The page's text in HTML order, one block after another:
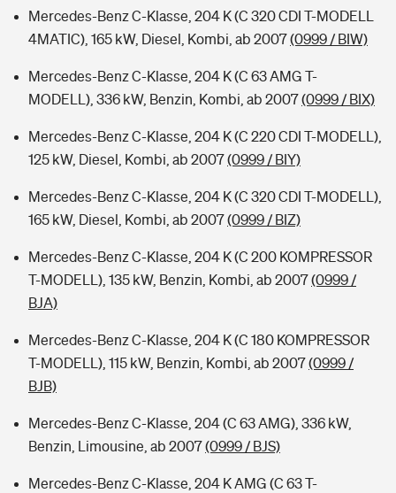
Mercedes-Benz C-Klasse, 204 K (C 320 CDI T-MODELL
4MATIC), 165 kW, Diesel, Kombi, ab 2007(0999 / BIW)
Mercedes-Benz C-Klasse, 204 K (C 63 AMG T-
MODELL), 336 kW, Benzin, Kombi, ab 2007(0999 / BIX)
Mercedes-Benz C-Klasse, 204 K (C 220 CDI T-MODELL),
125 kW, Diesel, Kombi, ab 2007(0999 / BIY)
Mercedes-Benz C-Klasse, 204 K (C 320 CDI T-MODELL),
165 kW, Diesel, Kombi, ab 2007(0999 / BIZ)
Mercedes-Benz C-Klasse, 204 K (C 200 KOMPRESSOR
T-MODELL), 135 kW, Benzin, Kombi, ab 2007(0999 /
BJA)
Mercedes-Benz C-Klasse, 204 K (C 180 KOMPRESSOR
T-MODELL), 115 kW, Benzin, Kombi, ab 2007(0999 /
BJB)
Mercedes-Benz C-Klasse, 204 (C 63 AMG), 336 kW,
Benzin, Limousine, ab 2007(0999 / BJS)
Mercedes-Benz C-Klasse, 204 K AMG (C 63 T-